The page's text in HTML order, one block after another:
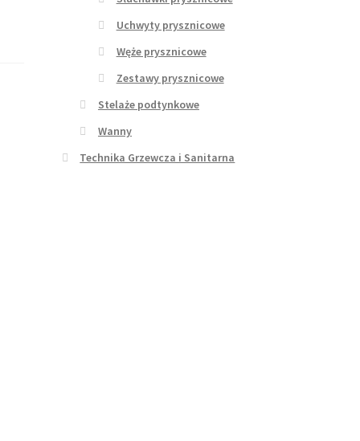
Uchwyty prysznicowe
Węże prysznicowe
Zestawy prysznicowe
Stelaże podtynkowe
Wanny
Technika Grzewcza i Sanitarna